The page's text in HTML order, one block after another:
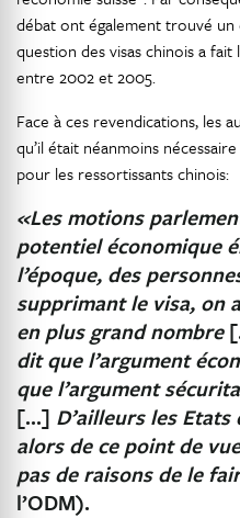
débat ont également trouvé
question des visas chinois a
entre 2002 et 2005.
Face à ces revendications, les
qu’il était néanmoins
pour les ressortissants chinois:
«Les motions
potentiel économique
l’époque, des
supprimant le visa, on
en plus grand nombre
dit que l’argument
que l’argument
[…] D’ailleurs les Etats
alors de ce point de
pas de raisons de le
l’ODM).